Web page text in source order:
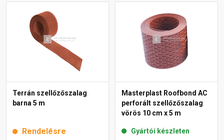
Terrán szellőzőszalag
barna 5 m
Rendelésre
Masterplast Roofbond AC
perforált szellőzőszalag
vörös 10 cm x 5 m
Gyártói készleten